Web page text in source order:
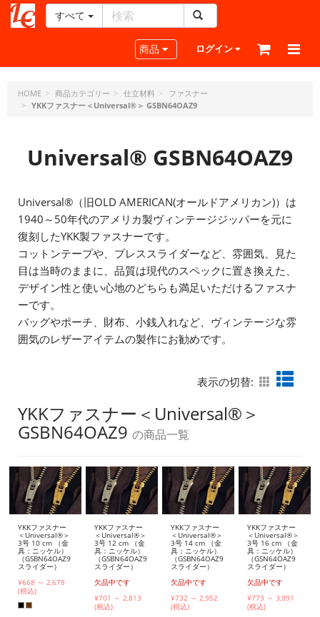
ー
ラ
フ
ト・
ェ
ー
ピ
ー
すべて
Toggle navigation
商品 ログイン
HOME 商品カテゴリー 仕立材料
ファスナー
YKKファスナー＜Universal®＞ GSBN64OAZ9
Universal® GSBN64OAZ9
Universal®（旧OLD AMERICAN(オールドアメリカン)）は
1940～50年代のアメリカ製ヴィンテージジッパーを元に
復刻したYKK製ファスナーです。
コットンテープや、プレススライダーなど、雰囲気、見た
目は当時のままに、品質は現代のスペックに置き換えた、
デザイン性と使い心地のどちらも満足いただけるファスナ
ーです。
バッグやポーチ、財布、小銭入れなど、ヴィンテージな雰
囲気のレザーアイテムの製作にお勧めです。
表示の切替:
YKKファスナー＜Universal®＞
GSBN64OAZ9 の商品一覧
YKKファスナー
＜Universal®＞
3号 10 cm （金
具：ニッケル）
（GSBN64OAZ9
スライダー）
¥668 ～ 2,678
(税込)
YKKファスナー
＜Universal®＞
3号 12 cm （金
具：ニッケル）
（GSBN64OAZ9
スライダー）
欠品中です
¥701 ～ 2,813
(税込)
YKKファスナー
＜Universal®＞
3号 14 cm （金
具：ニッケル）
（GSBN64OAZ9
スライダー）
欠品中です
¥732 ～ 2,952
(税込)
YKKファスナー
＜Universal®＞
3号 16 cm （金
具：ニッケル）
（GSN64OAZ9
スライダー）
欠品中です
¥773 ～ 3,091
(税込)